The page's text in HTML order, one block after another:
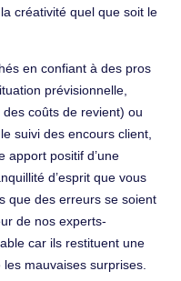
créativité quel que soit le
en confiant à des pros
prévisionnelle,
coûts de revient) ou
suivi des encours client,
apport positif d’une
d’esprit que vous
que des erreurs se soient
de nos experts-
car ils restituent une
mauvaises surprises.